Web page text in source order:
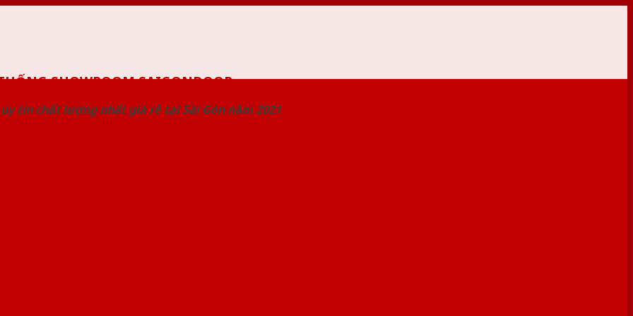
SHOWROOM SAIGONDOOR
tín chất lượng nhất giá rẻ tại Sài Gòn năm 2021